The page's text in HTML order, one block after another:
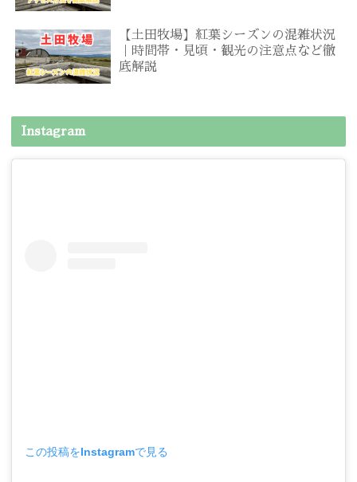
【土田牧場】紅葉シーズンの混雑状況
｜時間帯・見頃・観光の注意点など徹
底解説
Instagram
この投稿をInstagramで見る